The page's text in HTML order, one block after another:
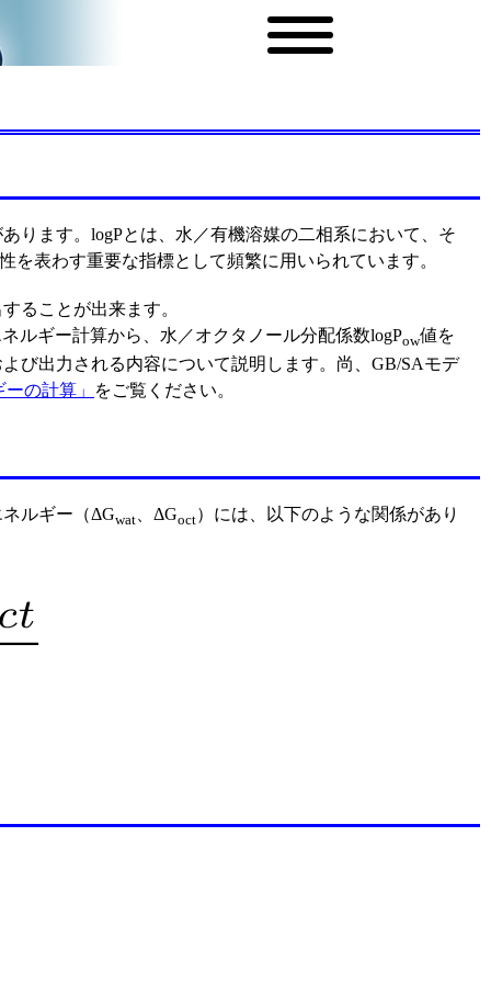
ります。logPとは、水／有機溶媒の二相系において、そ
表わす重要な指標として頻繁に用いられています。
ることが出来ます。
ルギー計算から、水／オクタノール分配係数logPow値を
び出力される内容について説明します。尚、GB/SAモデ
の計算」 をご覧ください。
ルギー（ΔGwat 、ΔGoct）には、以下のような関係があり